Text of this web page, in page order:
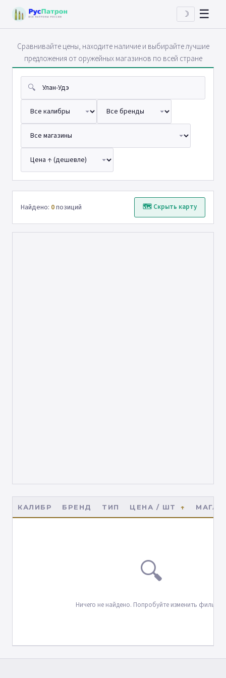
☽ ☰
Сравнивайте цены, находите наличие и выбирайте лучшие
предложения от оружейных магазинов по всей стране
🔍
Найдено: 0позиций 🗺 Скрыть карту
КАЛИБР БРЕНД ТИП ЦЕНА / ШТ
🔍
Ничего не найдено. Попробуйте изменить